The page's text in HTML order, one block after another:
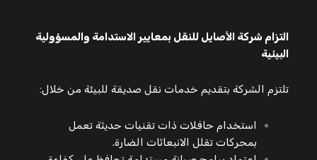
التزام شركة الأصايل للنقل بمعايير الاستدامة والمسؤولية
البيئية
تلتزم الشركة بتقديم خدمات نقل صديقة للبيئة من خلال:
استخدام حافلات ذات تقنيات حديثة تعمل
بمحركات تقلل الانبعاثات الضارة.